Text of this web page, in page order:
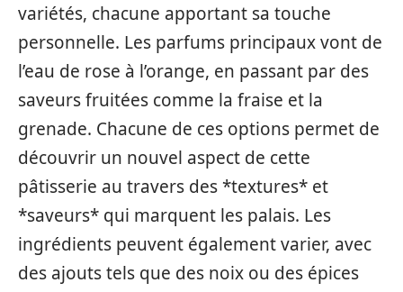
variétés, chacune apportant sa touche
personnelle. Les parfums principaux vont de
l’eau de rose à l’orange, en passant par des
saveurs fruitées comme la fraise et la
grenade. Chacune de ces options permet de
découvrir un nouvel aspect de cette
pâtisserie au travers des *textures* et
*saveurs* qui marquent les palais. Les
ingrédients peuvent également varier, avec
des ajouts tels que des noix ou des épices